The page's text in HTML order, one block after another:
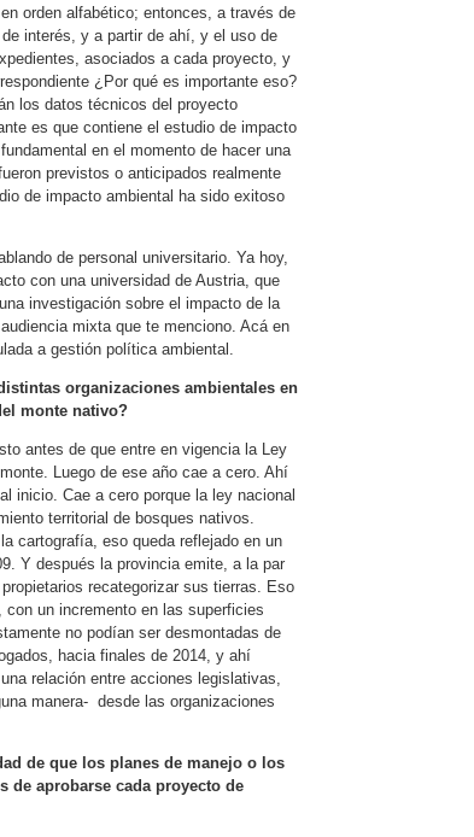
orden alfabético; entonces, a través de
interés, y a partir de ahí, y el uso de
asociados a cada proyecto, y
¿Por qué es importante eso?
los datos técnicos del proyecto
es que contiene el estudio de impacto
en el momento de hacer una
previstos o anticipados realmente
de impacto ambiental ha sido exitoso
de personal universitario. Ya hoy,
con una universidad de Austria, que
investigación sobre el impacto de la
mixta que te menciono. Acá en
a gestión política ambiental.
organizaciones ambientales en
monte nativo?
antes de que entre en vigencia la Ley
Luego de ese año cae a cero. Ahí
inicio. Cae a cero porque la ley nacional
territorial de bosques nativos.
cartografía, eso queda reflejado en un
Y después la provincia emite, a la par
recategorizar sus tierras. Eso
un incremento en las superficies
no podían ser desmontadas de
hacia finales de 2014, y ahí
relación entre acciones legislativas,
manera- desde las organizaciones
de que los planes de manejo o los
de aprobarse cada proyecto de